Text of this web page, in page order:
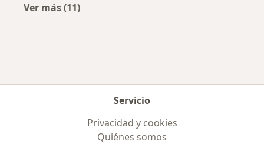
Ver más (11)
Servicio
Privacidad y cookies
Quiénes somos